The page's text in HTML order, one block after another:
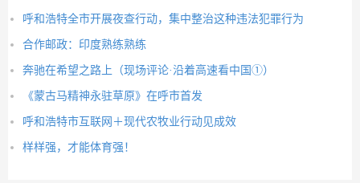
呼和浩特全市开展夜查行动，集中整治这种违法犯罪行为
合作邮政：印度熟练熟练
奔驰在希望之路上（现场评论·沿着高速看中国①）
《蒙古马精神永驻草原》在呼市首发
呼和浩特市互联网＋现代农牧业行动见成效
样样强，才能体育强！